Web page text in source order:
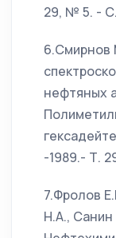
29, № 5. -
6.Смирнов
нефтяных
-1989.- Т.
7.Фролов
Н.А.,